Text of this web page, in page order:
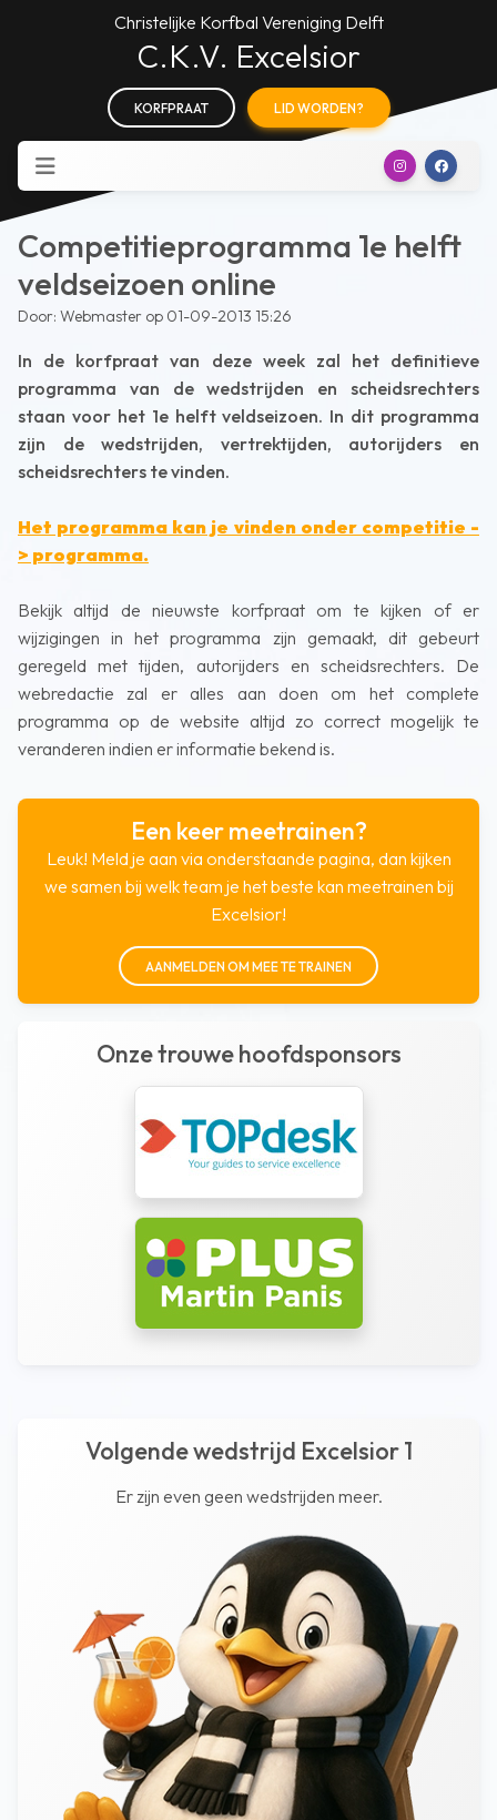
Christelijke Korfbal Vereniging Delft
C.K.V. Excelsior
KORFPRAAT LID WORDEN?
Competitieprogramma 1e helft
veldseizoen online
Door: Webmaster op 01-09-2013 15:26
In de korfpraat van deze week zal het definitieve
programma van de wedstrijden en scheidsrechters
staan voor het 1e helft veldseizoen. In dit programma
zijn de wedstrijden, vertrektijden, autorijders en
scheidsrechters te vinden.
Het programma kan je vinden onder competitie -
> programma.
Bekijk altijd de nieuwste korfpraat om te kijken of er
wijzigingen in het programma zijn gemaakt, dit gebeurt
geregeld met tijden, autorijders en scheidsrechters. De
webredactie zal er alles aan doen om het complete
programma op de website altijd zo correct mogelijk te
veranderen indien er informatie bekend is.
Een keer meetrainen?
Leuk! Meld je aan via onderstaande pagina, dan kijken
we samen bij welk team je het beste kan meetrainen bij
Excelsior!
AANMELDEN OM MEE TE TRAINEN
Onze trouwe hoofdsponsors
Volgende wedstrijd Excelsior 1
Er zijn even geen wedstrijden meer.